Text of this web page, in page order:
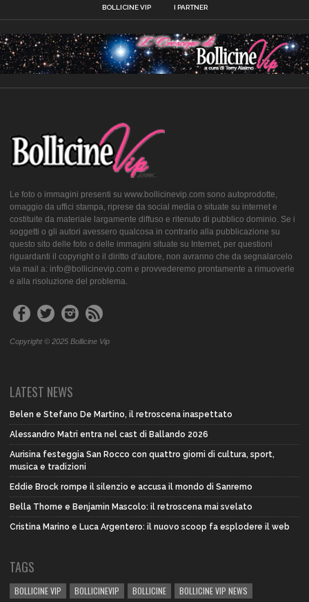
BOLLICINE VIP I PARTNER
Le foto o immagini presenti su www.bollicinevip.com sono autoprodotte,
omaggio da uffici stampa, riprese da social media o situate su internet e
costituite da materiale largamente diffuso e ritenuto di pubblico dominio. Se i
soggetti o gli autori avessero qualcosa in contrario alla pubblicazione su
questo sito delle foto o delle immagini situate su Internet, per questioni
riguardanti il copyright o il diritto d’autore, non avranno che da segnalarcelo
via mail a: info@bollicinevip.com e provvederemo prontamente a rimuoverle
e alla risoluzione del problema.
Copyright © 2025 Bollicine Vip
LATEST NEWS
Belen e Stefano De Martino, il retroscena inaspettato
Alessandro Matri entra nel cast di Ballando 2026
Aurisina festeggia San Rocco con quattro giorni di cultura, sport,
musica e tradizioni
Eddie Brock rompe il silenzio e accusa il mondo di Sanremo
Bella Thorne e Benjamin Mascolo: il retroscena mai svelato
Cristina Marino e Luca Argentero: il nuovo scoop fa esplodere il web
TAGS
BOLLICINE VIP BOLLICINEVIP BOLLICINE BOLLICINE VIP NEWS